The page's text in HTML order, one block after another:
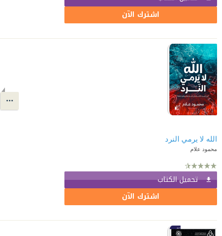
اشترك الآن
الله لا يرمي النرد
محمود علام
تحميل الكتاب
اشترك الآن